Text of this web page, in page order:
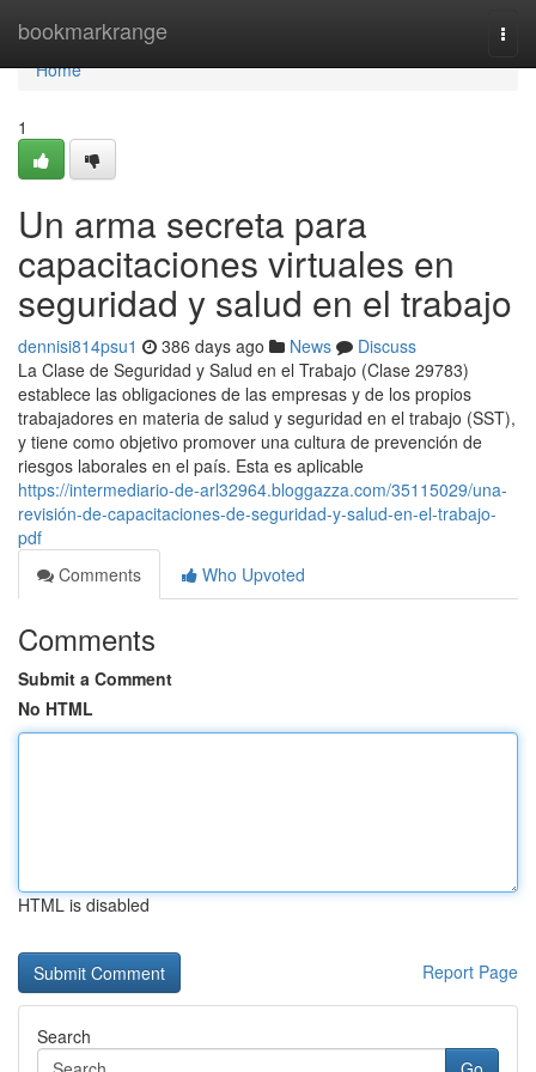
bookmarkrange
Home
Home
1
Un arma secreta para
capacitaciones virtuales en
seguridad y salud en el trabajo
dennisi814psu1 386 days ago News
Discuss
La Clase de Seguridad y Salud en el Trabajo (Clase 29783)
establece las obligaciones de las empresas y de los propios
trabajadores en materia de salud y seguridad en el trabajo (SST),
y tiene como objetivo promover una cultura de prevención de
riesgos laborales en el país. Esta es aplicable
https://intermediario-de-arl32964.bloggazza.com/35115029/una-
revisión-de-capacitaciones-de-seguridad-y-salud-en-el-trabajo-
pdf
Comments
Who Upvoted
Comments
Submit a Comment
No HTML
HTML is disabled
Report Page
Search